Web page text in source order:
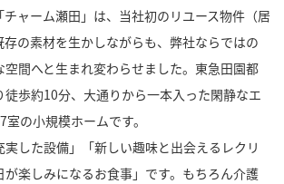
ャーム瀬田」は、当社初のリユース物件（居
の素材を生かしながらも、弊社ならではの
空間へと生まれ変わらせました。東急田園都
歩約10分、大通りから一本入った閑静なエ
の小規模ホームです。
した設備」「新しい趣味と出会えるレクリ
が楽しみになるお食事」です。もちろん介護